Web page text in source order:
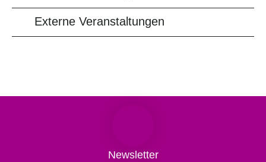
Externe Veranstaltungen
Newsletter